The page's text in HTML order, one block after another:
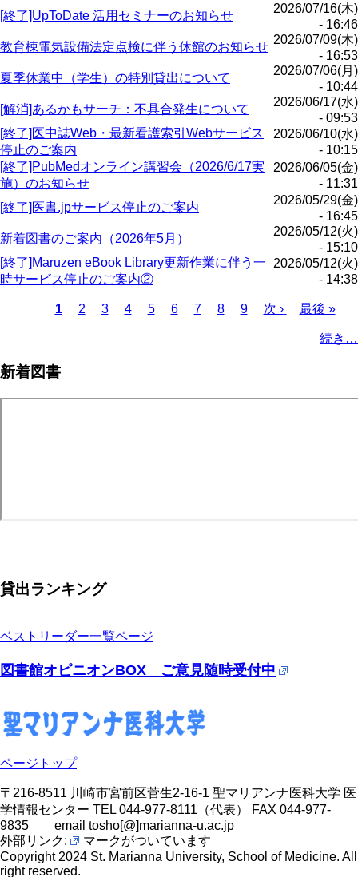
[終了]UpToDate 活用セミナーのお知らせ
2026/07/16(木)
- 16:46
教育棟電気設備法定点検に伴う休館のお知らせ
2026/07/09(木)
- 16:53
夏季休業中（学生）の特別貸出について
2026/07/06(月)
- 10:44
[解消]あるかもサーチ：不具合発生について
2026/06/17(水)
- 09:53
[終了]医中誌Web・最新看護索引Webサービス
停止のご案内
2026/06/10(水)
- 10:15
[終了]PubMedオンライン講習会（2026/6/17実
施）のお知らせ
2026/06/05(金)
- 11:31
[終了]医書.jpサービス停止のご案内
2026/05/29(金)
- 16:45
新着図書のご案内（2026年5月）
2026/05/12(火)
- 15:10
[終了]Maruzen eBook Library更新作業に伴う一
時サービス停止のご案内②
2026/05/12(火)
- 14:38
送
カ
ペ
1 Page
2 Page
3 Page
4 Page
5 Page
6 Page
7 Page
8 Page
9
次
次 ›
最
最後 »
続き…
新着図書
貸出ランキング
ベストリーダー一覧ページ
図書館オピニオンBOX ご意見随時受付中
ページトップ
〒216-8511 川崎市宮前区菅生2-16-1 聖マリアンナ医科大学 医
学情報センター TEL 044-977-8111（代表） FAX 044-977-
9835 email tosho[@]marianna-u.ac.jp
外部リンク:
マークがついています
Copyright 2024 St. Marianna University, School of Medicine. All
right reserved.